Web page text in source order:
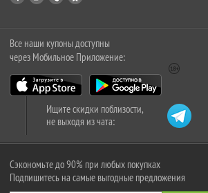
Все наши купоны доступны
через Мобильное Приложение:
Ищите скидки поблизости,
не выходя из чата:
Сэкономьте до 90% при любых покупках
Подпишитесь на самые выгодные предложения